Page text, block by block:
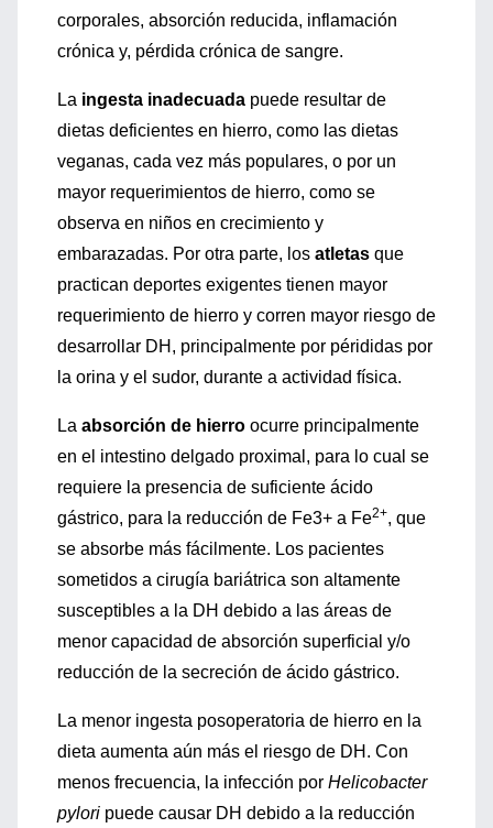
corporales, absorción reducida, inflamación
crónica y, pérdida crónica de sangre.
La ingesta inadecuada puede resultar de
dietas deficientes en hierro, como las dietas
veganas, cada vez más populares, o por un
mayor requerimientos de hierro, como se
observa en niños en crecimiento y
embarazadas. Por otra parte, los atletas que
practican deportes exigentes tienen mayor
requerimiento de hierro y corren mayor riesgo de
desarrollar DH, principalmente por pérididas por
la orina y el sudor, durante a actividad física.
La absorción de hierro ocurre principalmente
en el intestino delgado proximal, para lo cual se
requiere la presencia de suficiente ácido
gástrico, para la reducción de Fe3+ a Fe2+, que
se absorbe más fácilmente. Los pacientes
sometidos a cirugía bariátrica son altamente
susceptibles a la DH debido a las áreas de
menor capacidad de absorción superficial y/o
reducción de la secreción de ácido gástrico.
La menor ingesta posoperatoria de hierro en la
dieta aumenta aún más el riesgo de DH. Con
menos frecuencia, la infección por Helicobacter
pylori puede causar DH debido a la reducción